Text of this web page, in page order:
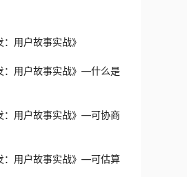
：用户故事实战》
：用户故事实战》—什么是
：用户故事实战》—可协商
：用户故事实战》—可估算